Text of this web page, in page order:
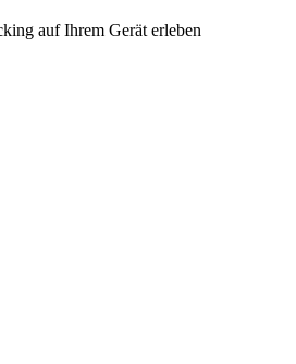
auf Ihrem Gerät erleben